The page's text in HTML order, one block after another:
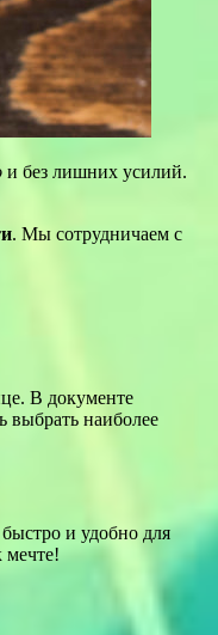
и без лишних усилий.
. Мы сотрудничаем с
В документе
выбрать наиболее
и удобно для